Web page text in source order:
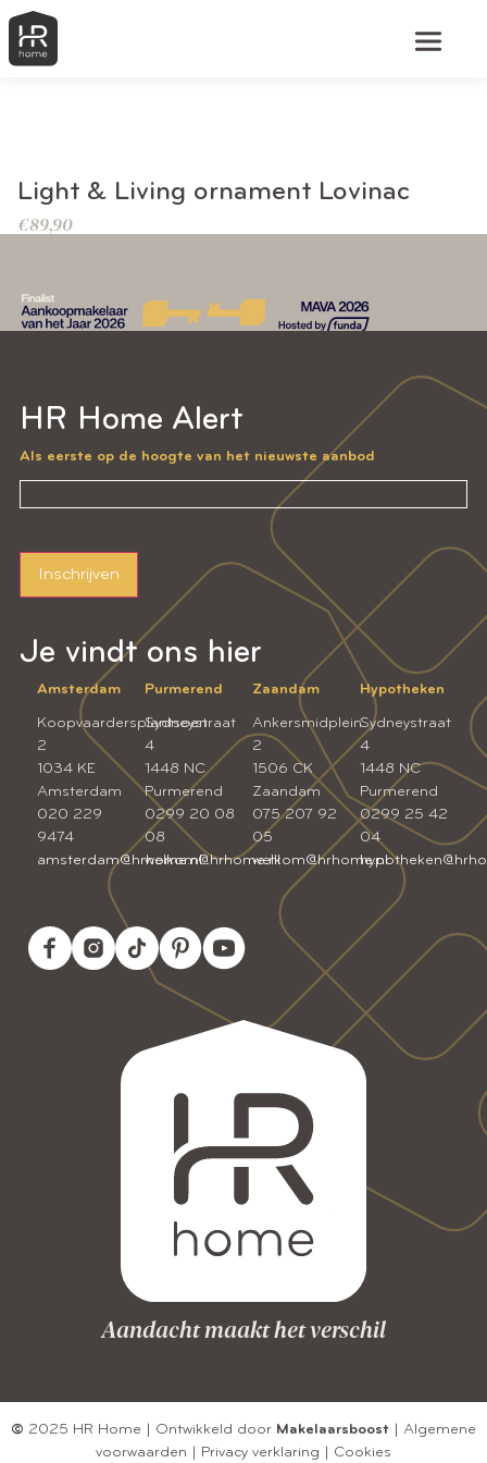
BEKIJK DIT PRODUCT
Light & Living ornament Lovinac
€89,90
Je vindt ons hier
Amsterdam
Koopvaardersplantsoen
2
1034 KE
Amsterdam
020 229
9474
amsterdam@hrhome.nl
Purmerend
Sydneystraat
4
1448 NC
Purmerend
0299 20 08
08
welkom@hrhome.nl
Zaandam
Ankersmidplein
2
1506 CK
Zaandam
075 207 92
05
welkom@hrhome.nl
Hypotheken
Sydneystraat
4
1448 NC
Purmerend
0299 25 42
04
HR Home Alert
Als eerste op de hoogte van het nieuwste aanbod
Inschrijven
Aandacht maakt het verschil
© 2025 HR Home | Ontwikkeld door Makelaarsboost | Algemene
voorwaarden | Privacy verklaring | Cookies